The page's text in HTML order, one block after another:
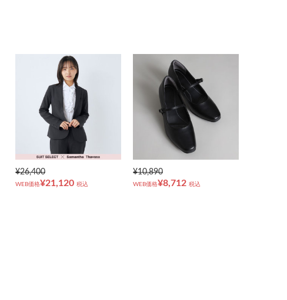
¥26,400
WEB価格¥21,120 税込
¥10,890
WEB価格¥8,712 税込